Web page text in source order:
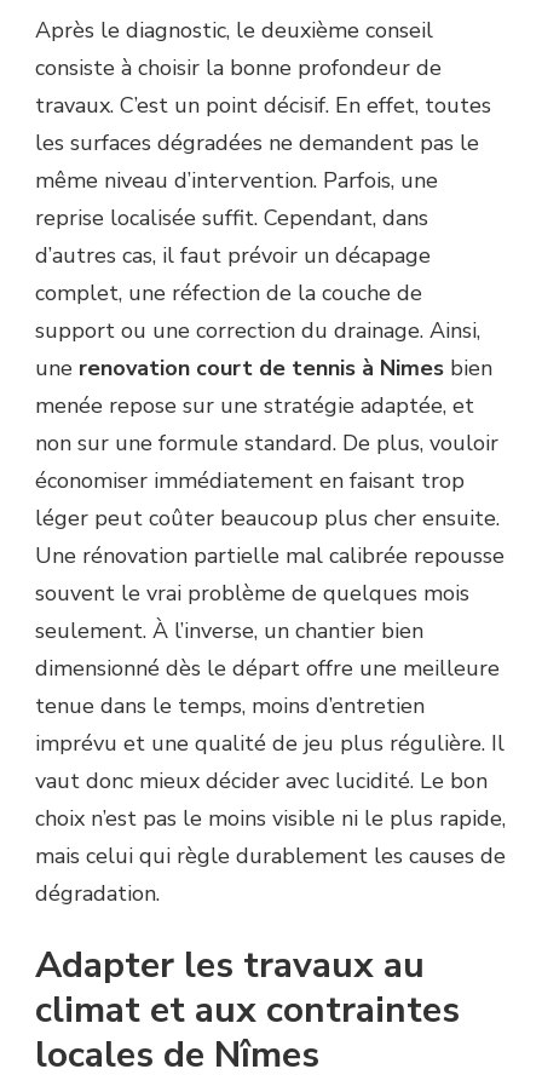
Après le diagnostic, le deuxième conseil
consiste à choisir la bonne profondeur de
travaux. C’est un point décisif. En effet, toutes
les surfaces dégradées ne demandent pas le
même niveau d’intervention. Parfois, une
reprise localisée suffit. Cependant, dans
d’autres cas, il faut prévoir un décapage
complet, une réfection de la couche de
support ou une correction du drainage. Ainsi,
une renovation court de tennis à Nimes bien
menée repose sur une stratégie adaptée, et
non sur une formule standard. De plus, vouloir
économiser immédiatement en faisant trop
léger peut coûter beaucoup plus cher ensuite.
Une rénovation partielle mal calibrée repousse
souvent le vrai problème de quelques mois
seulement. À l’inverse, un chantier bien
dimensionné dès le départ offre une meilleure
tenue dans le temps, moins d’entretien
imprévu et une qualité de jeu plus régulière. Il
vaut donc mieux décider avec lucidité. Le bon
choix n’est pas le moins visible ni le plus rapide,
mais celui qui règle durablement les causes de
dégradation.
Adapter les travaux au
climat et aux contraintes
locales de Nîmes